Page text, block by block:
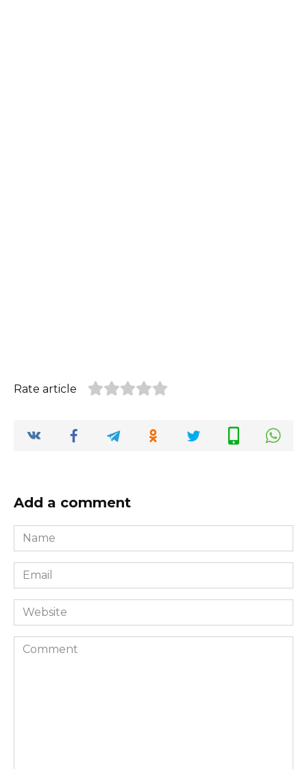
Rate article
Add a comment
Name
*
Email
*
Website
Comment